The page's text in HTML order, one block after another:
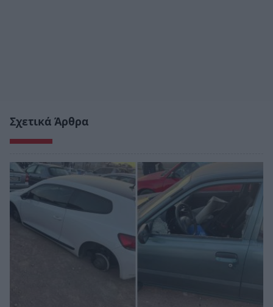
Σχετικά Άρθρα